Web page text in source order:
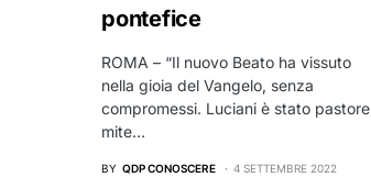
pontefice
ROMA – “Il nuovo Beato ha vissuto
nella gioia del Vangelo, senza
compromessi. Luciani è stato pastore
mite…
BY QDP CONOSCERE
4 SETTEMBRE 2022